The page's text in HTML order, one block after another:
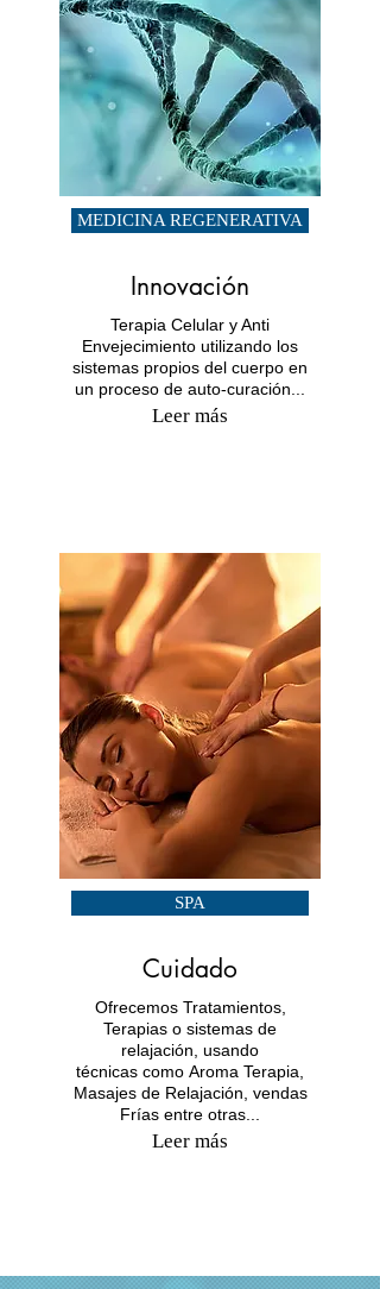
MEDICINA REGENERATIVA
Innovación
Terapia Celular y Anti
Envejecimiento utilizando los
sistemas propios del cuerpo en
un proceso de auto-curación...
Leer más
SPA
Cuidado
Ofrecemos Tratamientos,
Terapias o sistemas de
relajación, usando
técnicas como Aroma Terapia,
Masajes de Relajación, vendas
Frías entre otras...
Leer más